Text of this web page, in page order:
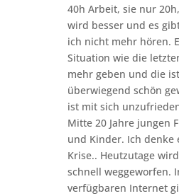
40h Arbeit, sie nur
wird besser und es
ich nicht mehr hören.
Situation wie die
mehr geben und die
überwiegend schön
ist mit sich
Mitte 20 Jahre jungen
und Kinder. Ich denke
Krise.. Heutzutage
schnell weggeworfen.
verfügbaren Internet